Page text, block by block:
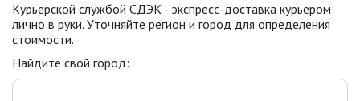
Курьерской службой СДЭК - экспресс-доставка курьером
лично в руки. Уточняйте регион и город для определения
стоимости.
Найдите свой город: